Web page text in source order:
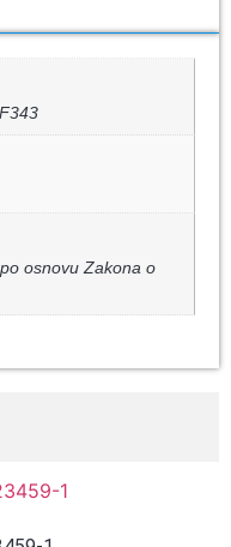
osnovu Zakona o